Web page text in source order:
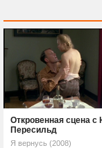
Откровенная сцена
Пересильд
Я вернусь (2008)